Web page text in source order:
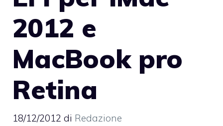
2012 e
MacBook pro
Retina
18/12/2012 di Redazione